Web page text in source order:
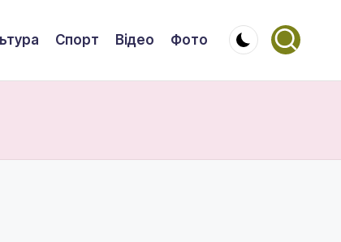
Спорт Відео Фото